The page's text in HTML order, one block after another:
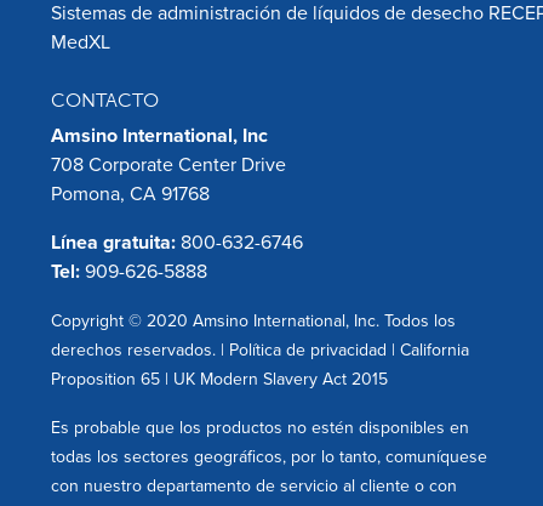
Sistemas de administración de líquidos de desecho
MedXL
CONTACTO
Amsino International, Inc
708 Corporate Center Drive
Pomona, CA 91768
Línea gratuita: 800-632-6746
Tel: 909-626-5888
Copyright © 2020 Amsino International, Inc. Todos los
derechos reservados. | Política de privacidad | California
Proposition 65 | UK Modern Slavery Act 2015
Es probable que los productos no estén disponibles en
todas los sectores geográficos, por lo tanto, comuníquese
con nuestro departamento de servicio al cliente o con